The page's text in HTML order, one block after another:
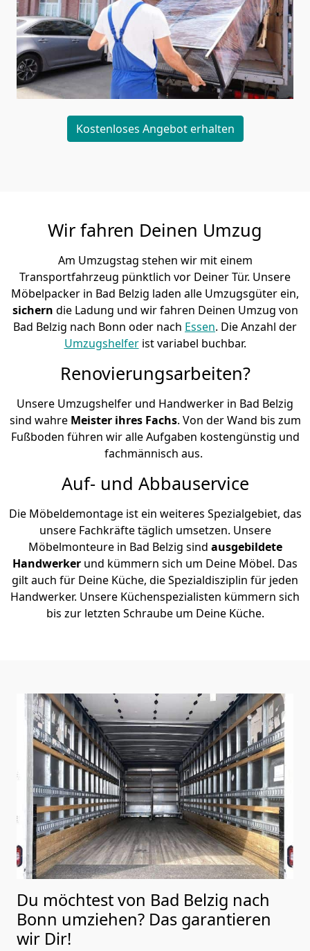
Kostenloses Angebot erhalten
Wir fahren Deinen Umzug
Am Umzugstag stehen wir mit einem
Transportfahrzeug pünktlich vor Deiner Tür. Unsere
Möbelpacker in Bad Belzig laden alle Umzugsgüter ein,
sichern die Ladung und wir fahren Deinen Umzug von
Bad Belzig nach Bonn oder nach Essen. Die Anzahl der
Umzugshelferist variabel buchbar.
Renovierungsarbeiten?
Unsere Umzugshelfer und Handwerker in Bad Belzig
sind wahre Meister ihres Fachs. Von der Wand bis zum
Fußboden führen wir alle Aufgaben kostengünstig und
fachmännisch aus.
Auf- und Abbauservice
Die Möbeldemontage ist ein weiteres Spezialgebiet, das
unsere Fachkräfte täglich umsetzen. Unsere
Möbelmonteure in Bad Belzig sind ausgebildete
Handwerker und kümmern sich um Deine Möbel. Das
gilt auch für Deine Küche, die Spezialdisziplin für jeden
Handwerker. Unsere Küchenspezialisten kümmern sich
bis zur letzten Schraube um Deine Küche.
Du möchtest von Bad Belzig nach
Bonn umziehen? Das garantieren
wir Dir!